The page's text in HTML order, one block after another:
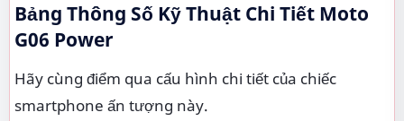
Bảng Thông Số Kỹ Thuật Chi Tiết Moto
G06 Power
Hãy cùng điểm qua cấu hình chi tiết của chiếc
smartphone ấn tượng này.